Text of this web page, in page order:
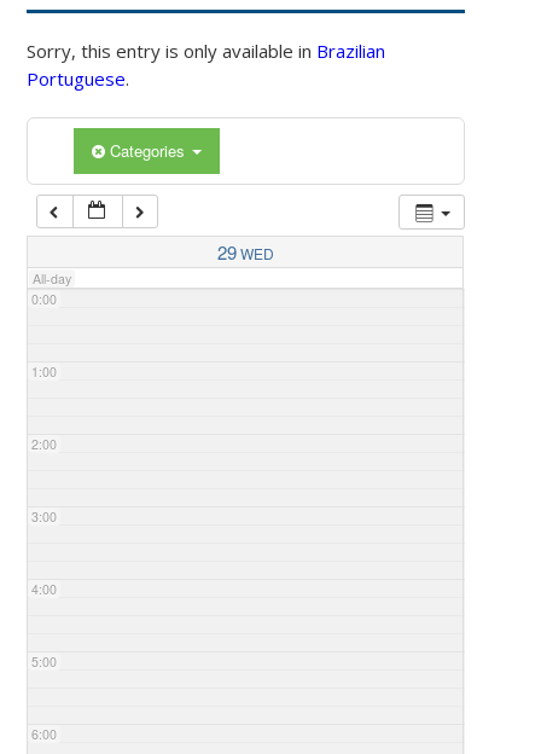
Sorry, this entry is only available in Brazilian
Portuguese.
Categories
29WED
All-day
0:00
1:00
2:00
3:00
4:00
5:00
6:00